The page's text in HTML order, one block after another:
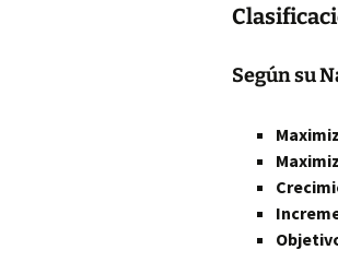
Según su